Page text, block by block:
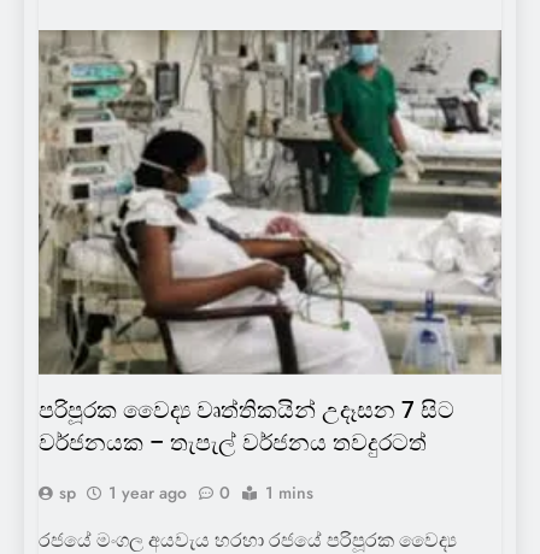
COLOMBOBUZZ FEATURENEWS GOVERNMENT
HOT NEWS
LOCAL
SCIENCE
පරිපූරක වෛද්‍ය වෘත්තිකයින් උදෑසන 7 සිට
වර්ජනයක – තැපැල් වර්ජනය තවදුරටත්
sp 1 year ago 0 1 mins
රජයේ මංගල අයවැය හරහා රජයේ පරිපූරක වෛද්‍ය